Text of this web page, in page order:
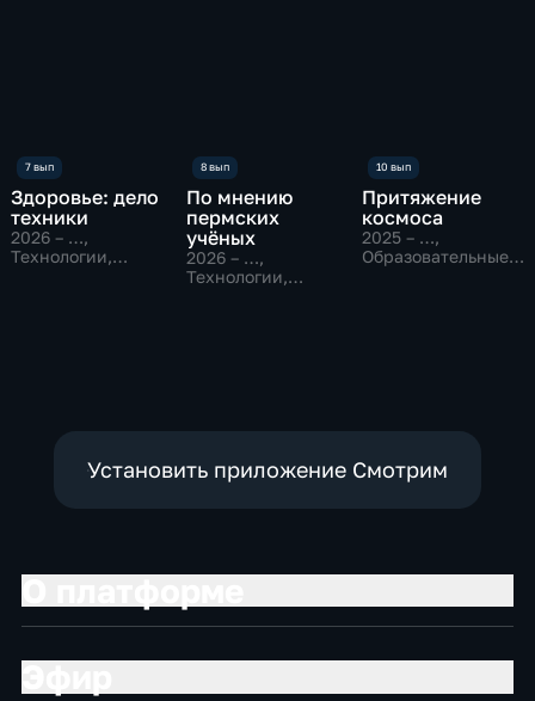
Здоровье: дело
техники
2026 – …,
Технологии,
По мнению
пермских
учёных
2026 – …,
Технологии,
Притяжение
космоса
2025 – …,
Образовательные,
Установить приложение Смотрим